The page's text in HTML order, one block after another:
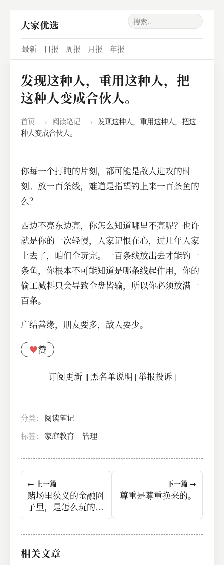
大家优选
最新 日报 周报 月报 年报
发现这种人，重用这种人，把
这种人变成合伙人。
首页 › 阅读笔记 ›
发现这种人，重用这种人，把这
种人变成合伙人。
你每一个打盹的片刻，都可能是敌人进攻的时
刻。放一百条线，难道是指望钓上来一百条鱼的
么？
西边不亮东边亮，你怎么知道哪里不亮呢？也许
就是你的一次轻慢，人家记恨在心，过几年人家
上去了，咱们全玩完。一百条线放出去才能钓一
条鱼，你根本不可能知道是哪条线起作用，你的
偷工减料只会导致全盘皆输，所以你必须放满一
百条。
广结善缘，朋友要多，敌人要少。
♥赞
订阅更新||黑名单说明 |举报投诉 |
分类：
阅读笔记
标签： 家庭教育 管理
← 上一篇
赌场里狭义的金融圈
子里，是怎么玩的
呢？
下一篇 →
尊重是尊重换来的。
相关文章